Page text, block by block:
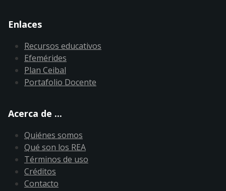
Enlaces
Recursos educativos
Efemérides
Plan Ceibal
Portafolio Docente
Acerca de ...
Quiénes somos
Qué son los REA
Términos de uso
Créditos
Contacto